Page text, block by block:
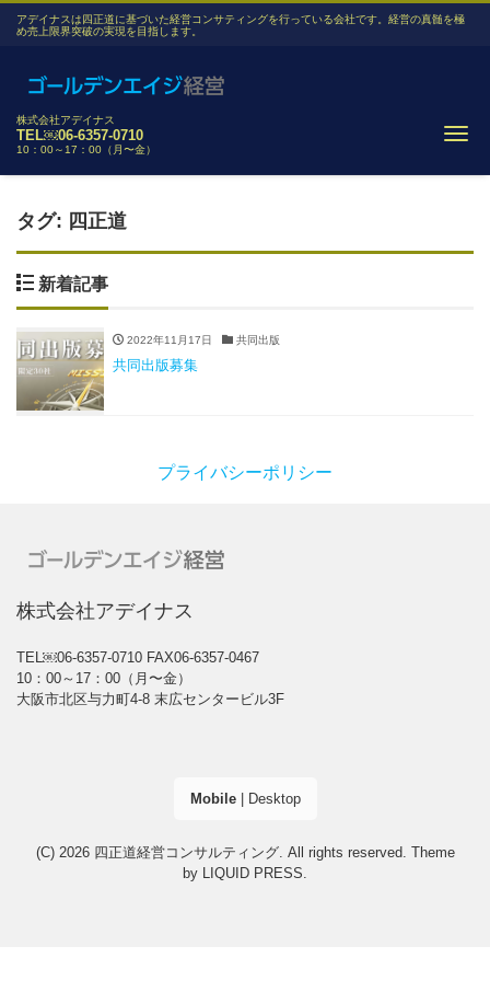
アデイナスは四正道に基づいた経営コンサティングを行っている会社です。経営の真髄を極
め売上限界突破の実現を目指します。
株式会社アデイナス
TEL￼06-6357-0710
10：00～17：00（月〜金）
タグ: 四正道
新着記事
2022年11月17日 共同出版
共同出版募集
プライバシーポリシー
株式会社アデイナス
TEL￼06-6357-0710 FAX06-6357-0467
10：00～17：00（月〜金）
大阪市北区与力町4-8 末広センタービル3F
Mobile| Desktop
(C) 2026 四正道経営コンサルティング. All rights reserved. Theme
by LIQUID PRESS.